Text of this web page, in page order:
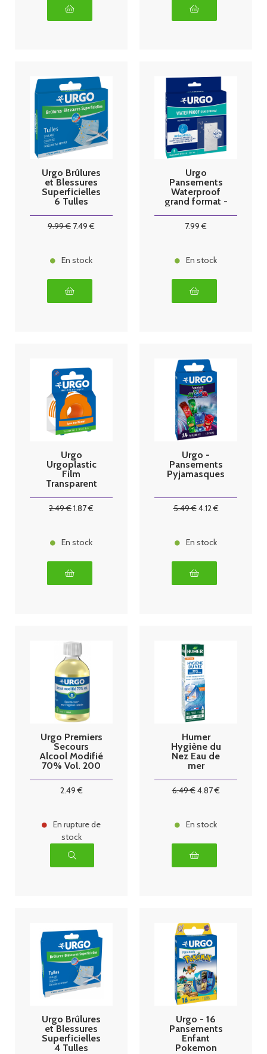
Urgo Brûlures
et Blessures
Superficielles
6 Tulles
9.99€ 7.49 €
En stock
Urgo
Pansements
Waterproof
grand format -
7.99 €
En stock
Urgo
Urgoplastic
Film
Transparent
x 2,5 cm
2.49€1.87€
En stock
Urgo -
Pansements
Pyjamasques
5.49€4.12€
En stock
Urgo Premiers
Secours
Alcool Modifié
70% Vol. 200
2.49€
En rupture de
stock
Humer
Hygiène du
Nez Eau de
mer
Adultes 150ml
6.49€4.87€
En stock
Urgo Brûlures
et Blessures
Superficielles
4 Tulles
Urgo - 16
Pansements
Enfant
Pokemon